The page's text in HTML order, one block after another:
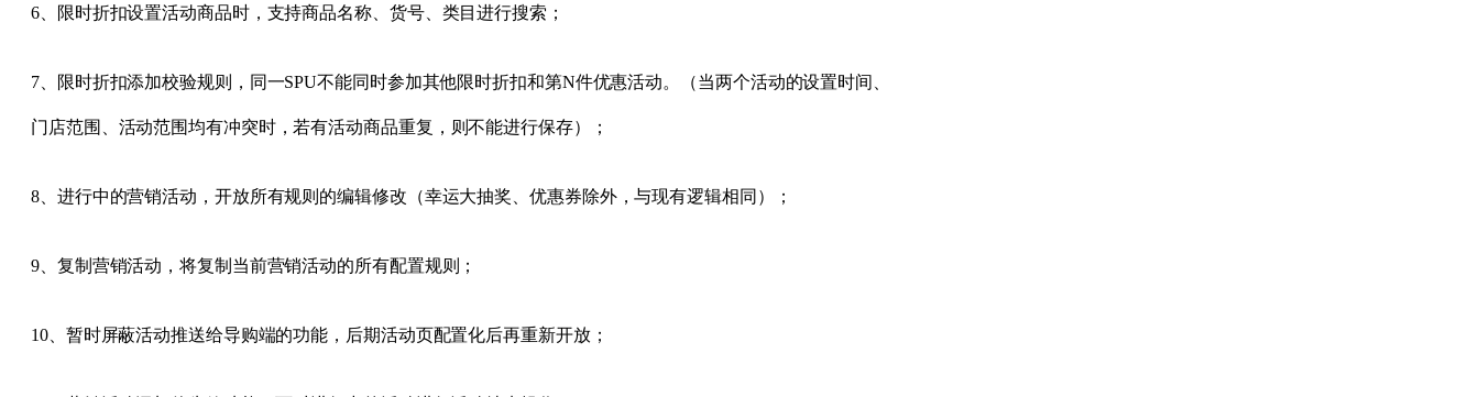
6、限时折扣设置活动商品时，支持商品名称、货号、类目进行搜索；
7、限时折扣添加校验规则，同一SPU不能同时参加其他限时折扣和第N件优惠活动。（当两个活动的设置时间、
门店范围、活动范围均有冲突时，若有活动商品重复，则不能进行保存）；
8、进行中的营销活动，开放所有规则的编辑修改（幸运大抽奖、优惠券除外，与现有逻辑相同）；
9、复制营销活动，将复制当前营销活动的所有配置规则；
10、暂时屏蔽活动推送给导购端的功能，后期活动页配置化后再重新开放；